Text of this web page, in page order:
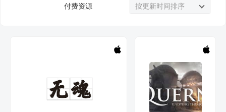
付费资源 按更新时间排序